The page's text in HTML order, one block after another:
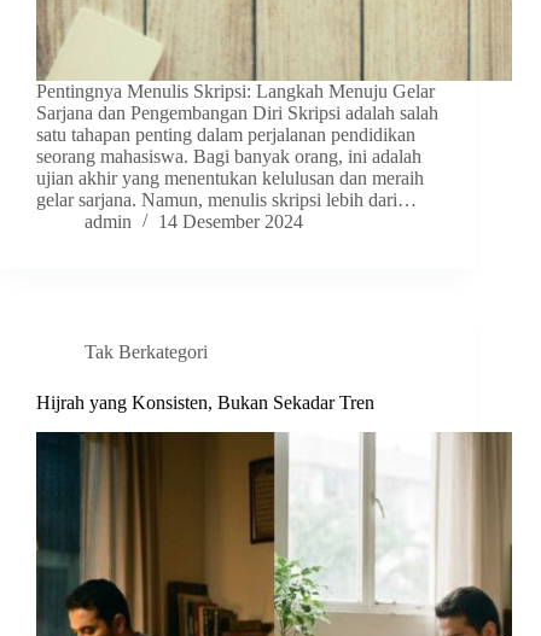
Pentingnya Menulis Skripsi: Langkah Menuju Gelar
Sarjana dan Pengembangan Diri Skripsi adalah salah
satu tahapan penting dalam perjalanan pendidikan
seorang mahasiswa. Bagi banyak orang, ini adalah
ujian akhir yang menentukan kelulusan dan meraih
gelar sarjana. Namun, menulis skripsi lebih dari…
admin
14 Desember 2024
Tak Berkategori
Hijrah yang Konsisten, Bukan Sekadar Tren